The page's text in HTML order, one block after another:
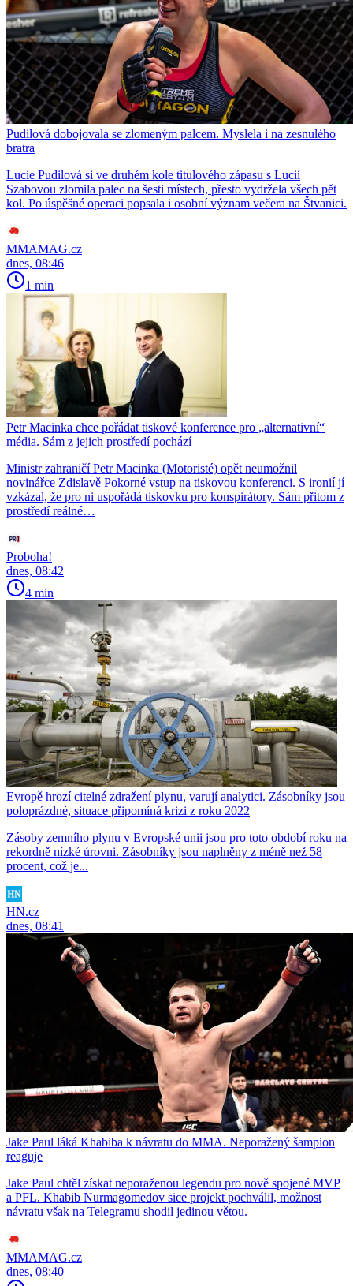
Pudilová dobojovala se zlomeným palcem. Myslela i na zesnulého
bratra
Lucie Pudilová si ve druhém kole titulového zápasu s Lucií
Szabovou zlomila palec na šesti místech, přesto vydržela všech pět
kol. Po úspěšné operaci popsala i osobní význam večera na Štvanici.
MMAMAG.cz
dnes, 08:46
1 min
Petr Macinka chce pořádat tiskové konference pro „alternativní“
média. Sám z jejich prostředí pochází
Ministr zahraničí Petr Macinka (Motoristé) opět neumožnil
novinářce Zdislavě Pokorné vstup na tiskovou konferenci. S ironií jí
vzkázal, že pro ni uspořádá tiskovku pro konspirátory. Sám přitom z
prostředí reálné…
Proboha!
dnes, 08:42
4 min
Evropě hrozí citelné zdražení plynu, varují analytici. Zásobníky jsou
poloprázdné, situace připomíná krizi z roku 2022
Zásoby zemního plynu v Evropské unii jsou pro toto období roku na
rekordně nízké úrovni. Zásobníky jsou naplněny z méně než 58
procent, což je...
HN.cz
dnes, 08:41
Jake Paul láká Khabiba k návratu do MMA. Neporažený šampion
reaguje
Jake Paul chtěl získat neporaženou legendu pro nově spojené MVP
a PFL. Khabib Nurmagomedov sice projekt pochválil, možnost
návratu však na Telegramu shodil jedinou větou.
MMAMAG.cz
dnes, 08:40